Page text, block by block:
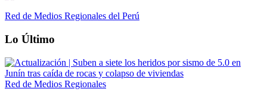
Red de Medios Regionales del Perú
Lo Último
Red de Medios Regionales